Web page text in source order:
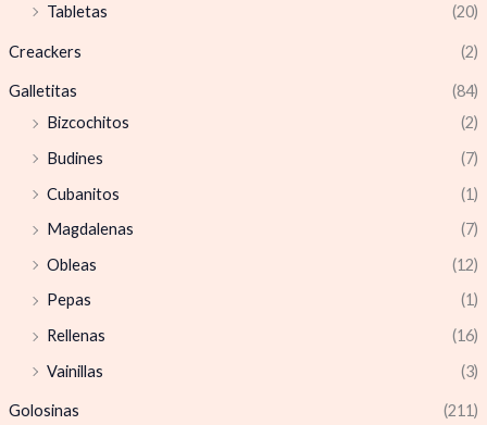
Tabletas
(20)
Creackers (2)
Galletitas
(84)
Bizcochitos
(2)
Budines
(7)
Cubanitos
(1)
Magdalenas
(7)
Obleas
(12)
Pepas
(1)
Rellenas
(16)
Vainillas
(3)
Golosinas
(211)